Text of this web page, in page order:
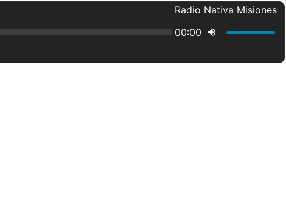
Radio Nativa Misiones
00:00